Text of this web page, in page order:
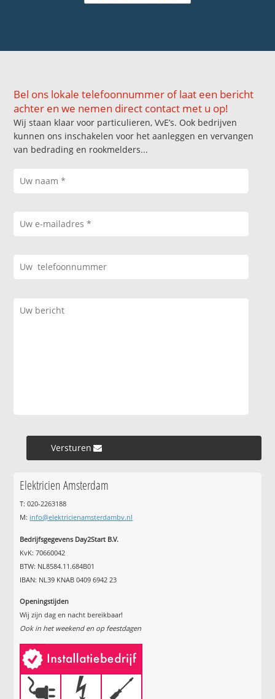
Bel ons lokale telefoonnummer of laat een bericht
achter en we nemen direct contact met u op!
Wij staan klaar voor particulieren, VvE’s. Ook bedrijven
kunnen ons inschakelen voor het aanleggen en vervangen
van bedrading en rookmelders...
Versturen »
Elektricien Amsterdam
T: 020-2263188
M: info@elektricienamsterdambv.nl
Bedrijfsgegevens Day2Start B.V.
KvK: 70660042
BTW: NL8584.11.684B01
IBAN: NL39 KNAB 0409 6942 23
Openingstijden
Wij zijn dag en nacht bereikbaar!
Ook in het weekend en op feestdagen